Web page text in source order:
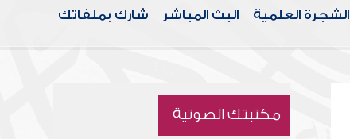
الشجرة العلمية البث المباشر شارك بملفاتك
مكتبتك الصوتية